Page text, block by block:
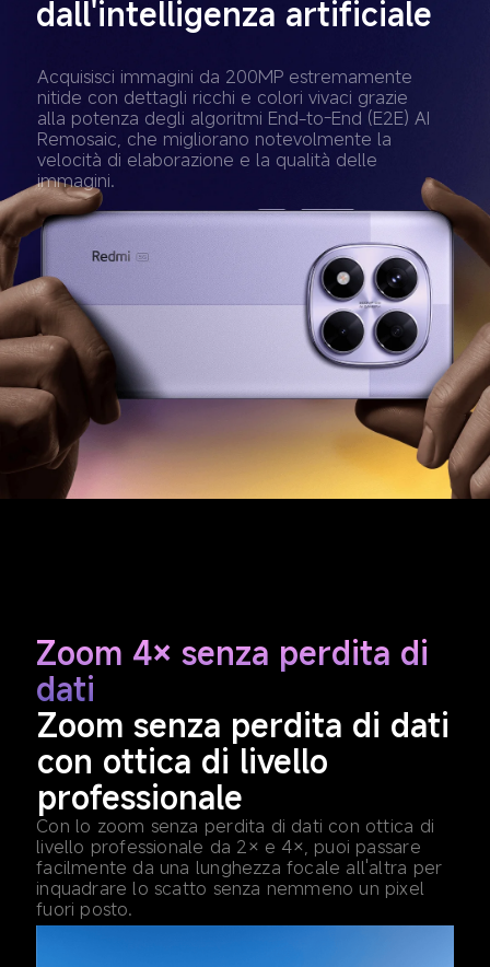
dall'intelligenza artificiale
Acquisisci immagini da 200MP estremamente
nitide con dettagli ricchi e colori vivaci grazie
alla potenza degli algoritmi End-to-End (E2E) AI
Remosaic, che migliorano notevolmente la
velocità di elaborazione e la qualità delle
immagini.
Zoom 4× senza perdita di
dati
Zoom senza perdita di dati
con ottica di livello
professionale
Con lo zoom senza perdita di dati con ottica di
livello professionale da 2× e 4×, puoi passare
facilmente da una lunghezza focale all'altra per
inquadrare lo scatto senza nemmeno un pixel
fuori posto.